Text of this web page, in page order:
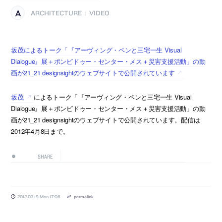
ARCHITECTURE VIDEO
坂茂によるトーク「『アーヴィング・ペンと三宅一生 Visual
Dialogue』展＋ポンピドゥー・センター・メス＋災害支援活動」の動
画が21_21 designsightのウェブサイトで公開されています
坂茂
によるトーク「『アーヴィング・ペンと三宅一生 Visual
Dialogue』展＋ポンピドゥー・センター・メス＋災害支援活動」の動
画が21_21 designsightのウェブサイトで公開されています。配信は
2012年4月8日まで。
SHARE
2012.03.19 Mon 17:06 permalink